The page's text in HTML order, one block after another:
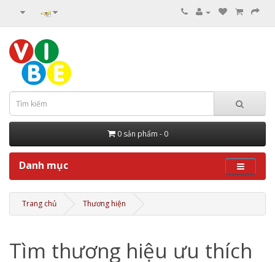
0 sản phẩm - 0
Danh mục
Trang chủ Thương hiện
Tìm thương hiệu ưu thích